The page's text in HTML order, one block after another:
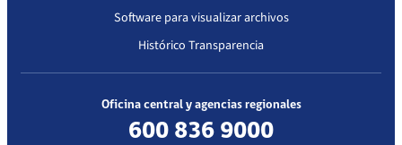
Software para visualizar archivos
Histórico Transparencia
Oficina central y agencias regionales
600 836 9000